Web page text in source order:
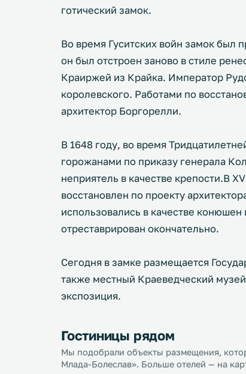
готический замок.
Во время Гуситских войн замок был
он был отстроен заново в стиле
Краиржей из Крайка. Император
королевского. Работами по
архитектор Боргорелли.
В 1648 году, во время
горожанами по приказу генерала
неприятель в качестве крепости.В
восстановлен по проекту
использовались в качестве
отреставрирован окончательно.
Сегодня в замке размещается
также местный Краеведческий
экспозиция.
Гостиницы рядом
Мы подобрали объекты размещения,
Млада-Болеслав». Больше отелей — на